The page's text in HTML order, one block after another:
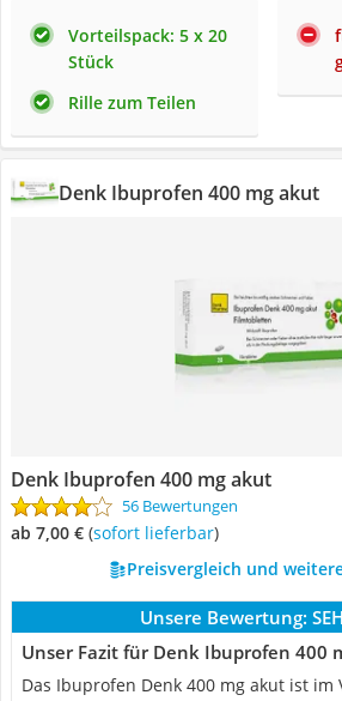
Vorteilspack: 5 x 20
Stück
Rille zum Teilen
Denk Ibuprofen 400 mg akut
Denk Ibuprofen 400 mg akut
56 Bewertungen
ab 7,00 € ( Sofort lieferbar)
Preisvergleich und
Unsere Bewertung:
Unser Fazit für Denk Ibuprofen 400
Das Ibuprofen Denk 400 mg akut ist im